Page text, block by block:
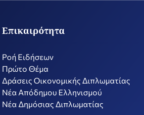
Επικαιρότητα
Ροή Ειδήσεων
Πρώτο Θέμα
Δράσεις Οικονομικής Διπλωματίας
Nέα Απόδημου Ελληνισμού
Νέα Δημόσιας Διπλωματίας